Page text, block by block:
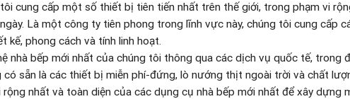
cung cấp một số thiết bị tiên tiến nhất trên thế giới, trong phạm vi
Là một công ty tiên phong trong lĩnh vực này, chúng tôi cung cấp
kế, phong cách và tính linh hoạt.
nhà bếp mới nhất của chúng tôi thông qua các dịch vụ quốc tế, trong
sẵn là các thiết bị miễn phí-đứng, lò nướng thịt ngoài trời và chất
nhất và toàn diện của các dụng cụ nhà bếp mới nhất để xây dựng